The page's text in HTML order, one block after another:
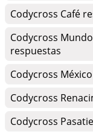
Codycross Café
Codycross
respuestas
Codycross
Codycross
Codycross